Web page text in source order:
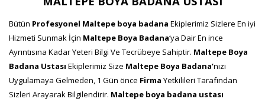
Bütün Profesyonel Maltepe boya badana Ekiplerimiz Sizlere En iyi
Hizmeti Sunmak İçin Maltepe Boya Badana‘ya Dair En ince
Ayrıntısına Kadar Yeteri Bilgi Ve Tecrübeye Sahiptir. Maltepe Boya
Badana Ustası Ekiplerimiz Size Maltepe Boya Badana’nızı
Uygulamaya Gelmeden, 1 Gün önce Firma Yetkilileri Tarafından
Sizleri Arayarak Bilgilendirir. Maltepe boya badana ustası